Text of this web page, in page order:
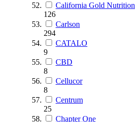
California Gold Nutrition
126
Carlson
294
CATALO
9
CBD
8
Cellucor
8
Centrum
25
Chapter One